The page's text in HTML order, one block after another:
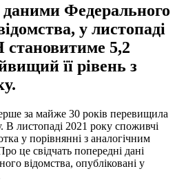
даними Федерального
у листопаді
5,2
її рівень з
за майже 30 років перевищила
В листопаді 2021 року споживчі
у порівнянні з аналогічним
це свідчать попередні дані
відомства, опубліковані у